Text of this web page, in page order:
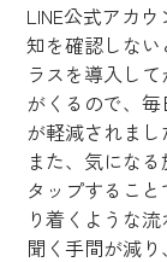
LINE公式アカ
知を確認しな
ラスを導入し
がくるので、
が軽減されまし
また、気にな
タップするこ
り着くような
聞く手間が減